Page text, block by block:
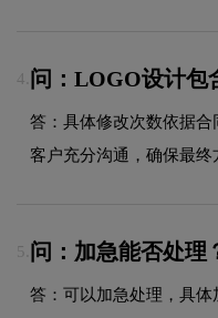
4. 问：LOGO设计包
答：具体修改次数依据
客户充分沟通，确保最终
5. 问：加急能否处理
答：可以加急处理，具